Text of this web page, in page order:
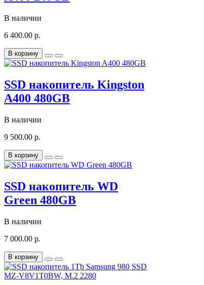
В наличии
6 400.00 р.
В корзину
SSD накопитель Kingston
A400 480GB
В наличии
9 500.00 р.
В корзину
SSD накопитель WD
Green 480GB
В наличии
7 000.00 р.
В корзину